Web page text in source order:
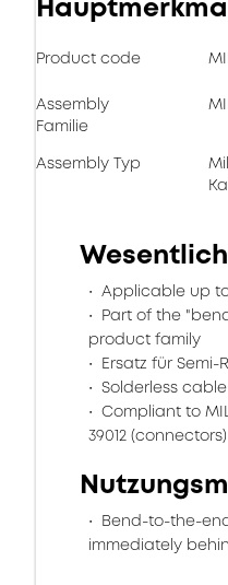
Product code
Assembly
Familie
Assembly Typ
Applicable up to
Part of the
product family
Ersatz für Semi-
Solderless
Compliant to
39012 (connectors)
Bend-to-the-
immediately